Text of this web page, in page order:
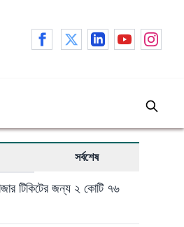
সর্বশেষ
টিকিটের জন্য ২ কোটি ৭৬